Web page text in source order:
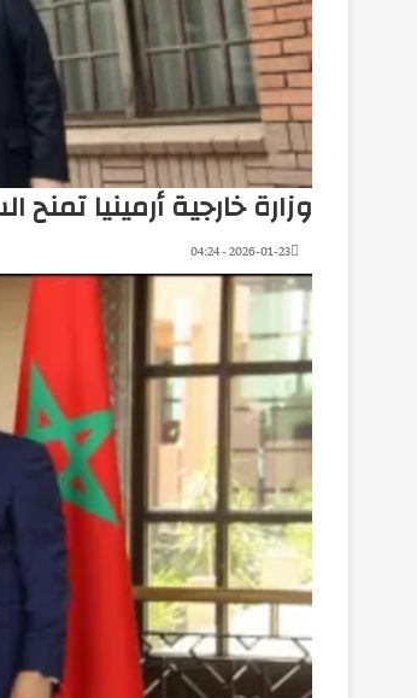
وزارة خارجية أرمينيا
2026-01-23 - 04:24